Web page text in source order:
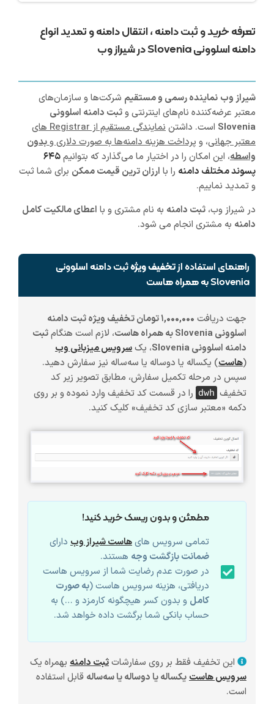
تعرفه خرید و ثبت دامنه ، انتقال دامنه و تمدید انواع
دامنه اسلوونی Slovenia در شیراز وب
شیرازوب نماینده رسمی و مستقیم شرکت‌ها و سازمان‌های
معتبر عرضه‌کننده نام‌های اینترنتی وثبت دامنه اسلوونی
Slovenia است. داشتن
نمایندگی مستقیم از Registrar های
معتبر جهانی، و پرداخت هزینه دامنه‌ها به صورت دلاری وبدون
واسطه، این امکان را در اختیار ما می‌گذارد که بتوانیم۶۴۵
پسوند مختلف دامنه را با ارزان ترین قیمت ممکن برای شما ثبت
و تمدید نماییم.
در شیراز وب، ثبت دامنه به نام مشتری و با اعطای مالکیت کامل
دامنه به مشتری انجام می شود.
راهنمای استفاده ازتخفیف ویژهثبت دامنه اسلوونی
Slovenia به همراه هاست
جهت دریافت
۱,۰۰۰,۰۰۰ تومان تخفیف ویژه ثبت دامنه
اسلوونی Slovenia به همراه هاست
، لازم است هنگامثبت
دامنه اسلوونی Slovenia
، یکسرویس میزبانی وب
(هاست) یکساله یا دوساله یا سه‌ساله نیز سفارش دهید.
سپس در مرحله تکمیل سفارش، مطابق تصویر زیر کد
تخفیف dwh را در قسمت کد تخفیف وارد نموده و بر روی
دکمه «معتبر سازی کد تخفیف» کلیک کنید.
مطمئن و بدون ریسک خرید کنید!
تمامی سرویس هایهاست شیراز وب دارای
ضمانت بازگشت وجه هستند.
در صورت عدم رضایت شما از سرویس هاست
دریافتی، هزینه سرویس هاست (به صورت
کامل و بدون کسر هیچگونه کارمزد و …) به
حساب بانکی شما برگشت داده خواهد شد.
این تخفیف فقط بر روی سفارشاتثبت دامنه بهمراه یک
سرویس هاستیکساله یا دوساله یا سه‌ساله قابل استفاده
است.